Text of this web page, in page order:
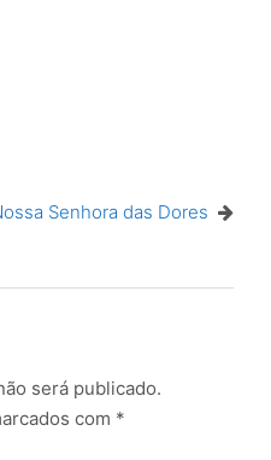
Senhora das Dores
será publicado.
com *